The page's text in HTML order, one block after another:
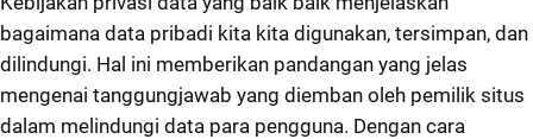
bagaimana data pribadi kita kita digunakan, tersimpan, dan
dilindungi. Hal ini memberikan pandangan yang jelas
mengenai tanggungjawab yang diemban oleh pemilik situs
dalam melindungi data para pengguna. Dengan cara